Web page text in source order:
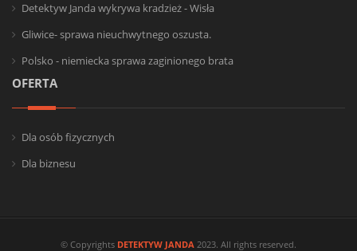
Detektyw Janda wykrywa kradzież - Wisła
Gliwice- sprawa nieuchwytnego oszusta.
Polsko - niemiecka sprawa zaginionego brata
OFERTA
Dla osób fizycznych
Dla biznesu
© Copyrights DETEKTYW JANDA 2023. All rights reserved.